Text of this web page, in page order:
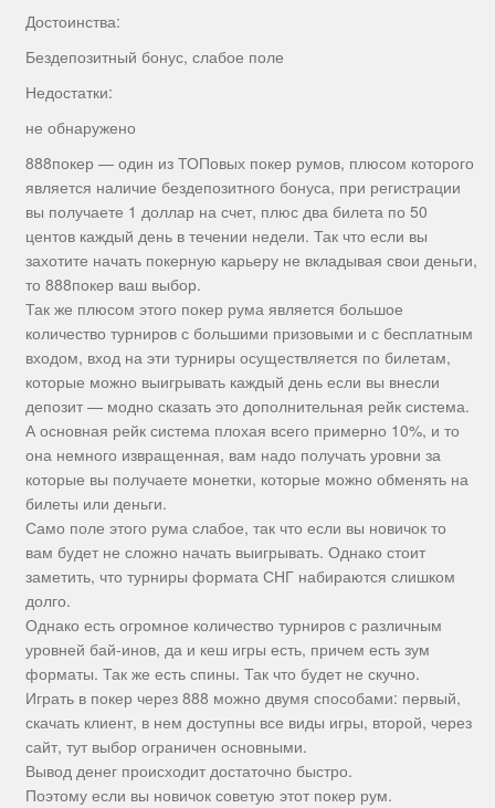
Достоинства:
Бездепозитный бонус, слабое поле
Недостатки:
не обнаружено
888покер — один из ТОПовых покер румов, плюсом которого
является наличие бездепозитного бонуса, при регистрации
вы получаете 1 доллар на счет, плюс два билета по 50
центов каждый день в течении недели. Так что если вы
захотите начать покерную карьеру не вкладывая свои деньги,
то 888покер ваш выбор.
Так же плюсом этого покер рума является большое
количество турниров с большими призовыми и с бесплатным
входом, вход на эти турниры осуществляется по билетам,
которые можно выигрывать каждый день если вы внесли
депозит — модно сказать это дополнительная рейк система.
А основная рейк система плохая всего примерно 10%, и то
она немного извращенная, вам надо получать уровни за
которые вы получаете монетки, которые можно обменять на
билеты или деньги.
Само поле этого рума слабое, так что если вы новичок то
вам будет не сложно начать выигрывать. Однако стоит
заметить, что турниры формата СНГ набираются слишком
долго.
Однако есть огромное количество турниров с различным
уровней бай-инов, да и кеш игры есть, причем есть зум
форматы. Так же есть спины. Так что будет не скучно.
Играть в покер через 888 можно двумя способами: первый,
скачать клиент, в нем доступны все виды игры, второй, через
сайт, тут выбор ограничен основными.
Вывод денег происходит достаточно быстро.
Поэтому если вы новичок советую этот покер рум.